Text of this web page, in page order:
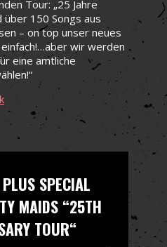
Tour: „25 Jahre
über 150 Songs aus
– on top unser neues
wir werden
eine amtliche
SPECIAL
MAIDS “25TH
TOUR“